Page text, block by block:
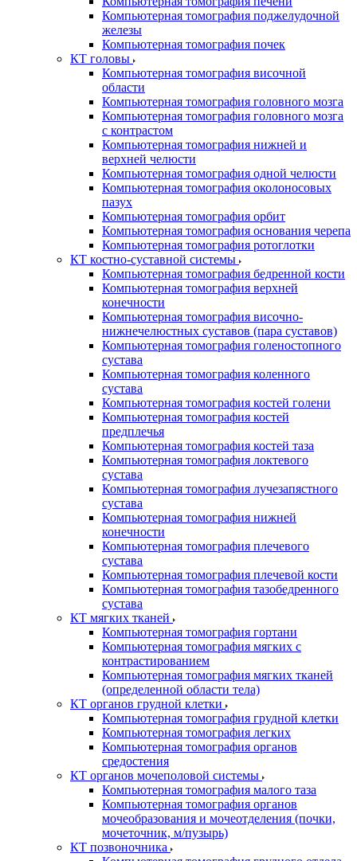
Компьютерная томография поджелудочной
железы
Компьютерная томография почек
КТ головы
Компьютерная томография височной
области
Компьютерная томография головного мозга
Компьютерная томография головного мозга
с контрастом
Компьютерная томография нижней и
верхней челюсти
Компьютерная томография одной челюсти
Компьютерная томография околоносовых
пазух
Компьютерная томография орбит
Компьютерная томография основания черепа
Компьютерная томография ротоглотки
КТ костно-суставной системы
Компьютерная томография бедренной кости
Компьютерная томография верхней
конечности
Компьютерная томография височно-
нижнечелюстных суставов (пара суставов)
Компьютерная томография голеностопного
сустава
Компьютерная томография коленного
сустава
Компьютерная томография костей голени
Компьютерная томография костей
предплечья
Компьютерная томография костей таза
Компьютерная томография локтевого
сустава
Компьютерная томография лучезапястного
сустава
Компьютерная томография нижней
конечности
Компьютерная томография плечевого
сустава
Компьютерная томография плечевой кости
Компьютерная томография тазобедренного
сустава
КТ мягких тканей
Компьютерная томография гортани
Компьютерная томография мягких с
контрастированием
Компьютерная томография мягких тканей
(определенной области тела)
КТ органов грудной клетки
Компьютерная томография грудной клетки
Компьютерная томография легких
Компьютерная томография органов
средостения
КТ органов мочеполовой системы
Компьютерная томография малого таза
Компьютерная томография органов
мочеобразования и мочеотделения (почки,
мочеточник, м/пузырь)
КТ позвоночника